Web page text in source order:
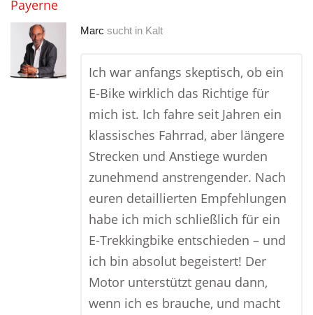
Payerne
Marc sucht in Kalt
Ich war anfangs skeptisch, ob ein
E-Bike wirklich das Richtige für
mich ist. Ich fahre seit Jahren ein
klassisches Fahrrad, aber längere
Strecken und Anstiege wurden
zunehmend anstrengender. Nach
euren detaillierten Empfehlungen
habe ich mich schließlich für ein
E-Trekkingbike entschieden – und
ich bin absolut begeistert! Der
Motor unterstützt genau dann,
wenn ich es brauche, und macht